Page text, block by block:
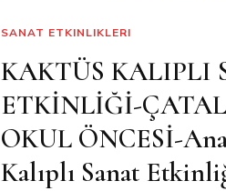
SANAT ETKINLIKLERI
KAKTÜS KALIPLI
ETKİNLİĞİ-
OKUL ÖNCESİ-
Kalıplı Sanat